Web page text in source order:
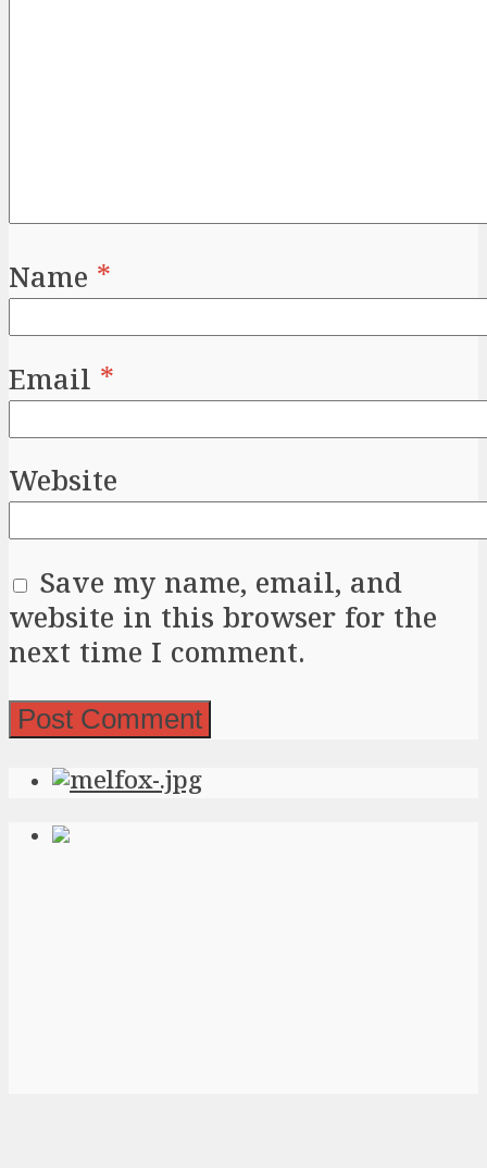
Name *
Email *
Website
Save my name, email, and
website in this browser for the
next time I comment.